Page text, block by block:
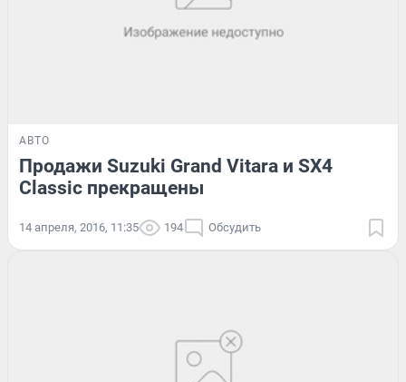
АВТО
Продажи Suzuki Grand Vitara и SX4
Classic прекращены
14 апреля, 2016, 11:35 194 Обсудить